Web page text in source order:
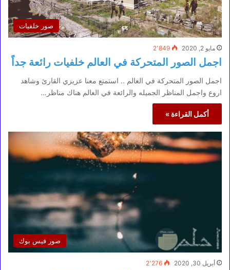
صور خلفيات
مايو 2, 2020 2٬849
اجمل الصور المتحركة في العالم خلفيات رائعة جداً
اجمل الصور المتحركة في العالم .. استمتع معنا عزيزي القارئ وشاهد
اروع واجمل المناظر الجميله والرائعة في العالم هناك مناظر…
أكمل القراءة »
صور فيس بوك
أبريل 30, 2020 2٬276